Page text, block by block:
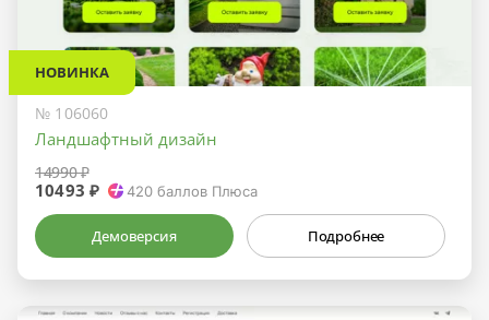
НОВИНКА
№ 106060
Ландшафтный дизайн
14990 ₽
10493 ₽ 420 баллов Плюса
Демоверсия Подробнее